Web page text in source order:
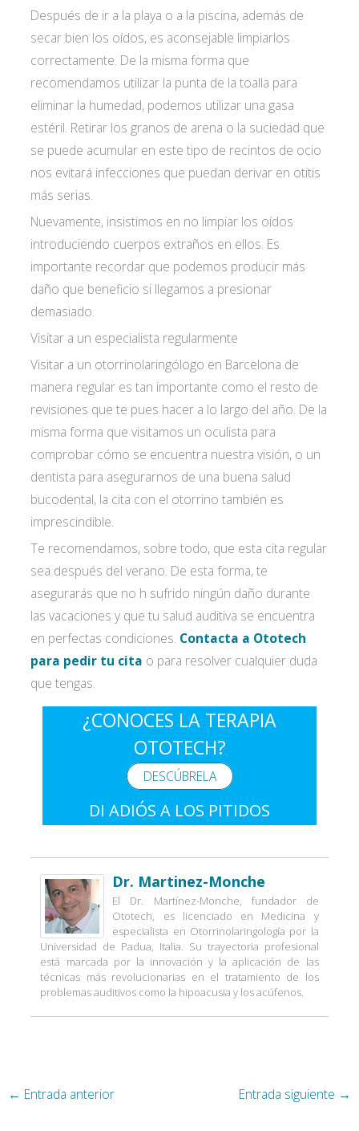
Después de ir a la playa o a la piscina, además de
secar bien los oídos, es aconsejable limpiarlos
correctamente. De la misma forma que
recomendamos utilizar la punta de la toalla para
eliminar la humedad, podemos utilizar una gasa
estéril. Retirar los granos de arena o la suciedad que
se puede acumular en este tipo de recintos de ocio
nos evitará infecciones que puedan derivar en otitis
más serias.
Nuevamente, insistimos en no limpiar los oídos
introduciendo cuerpos extraños en ellos. Es
importante recordar que podemos producir más
daño que beneficio si llegamos a presionar
demasiado.
Visitar a un especialista regularmente
Visitar a un otorrinolaringólogo en Barcelona de
manera regular es tan importante como el resto de
revisiones que te pues hacer a lo largo del año. De la
misma forma que visitamos un oculista para
comprobar cómo se encuentra nuestra visión, o un
dentista para asegurarnos de una buena salud
bucodental, la cita con el otorrino también es
imprescindible.
Te recomendamos, sobre todo, que esta cita regular
sea después del verano. De esta forma, te
asegurarás que no h sufrido ningún daño durante
las vacaciones y que tu salud auditiva se encuentra
en perfectas condiciones. Contacta a Ototech
para pedir tu cita o para resolver cualquier duda
que tengas.
¿CONOCES LA TERAPIA
OTOTECH?
DESCÚBRELA
DI ADIÓS A LOS PITIDOS
Dr. Martinez-Monche
El Dr. Martínez-Monche, fundador de
Ototech, es licenciado en Medicina y
especialista en Otorrinolaringología por la
Universidad de Padua, Italia. Su trayectoria profesional
está marcada por la innovación y la aplicación de las
técnicas más revolucionarias en el tratamiento de los
problemas auditivos como la hipoacusia y los acúfenos.
← Entrada anterior Entrada siguiente →